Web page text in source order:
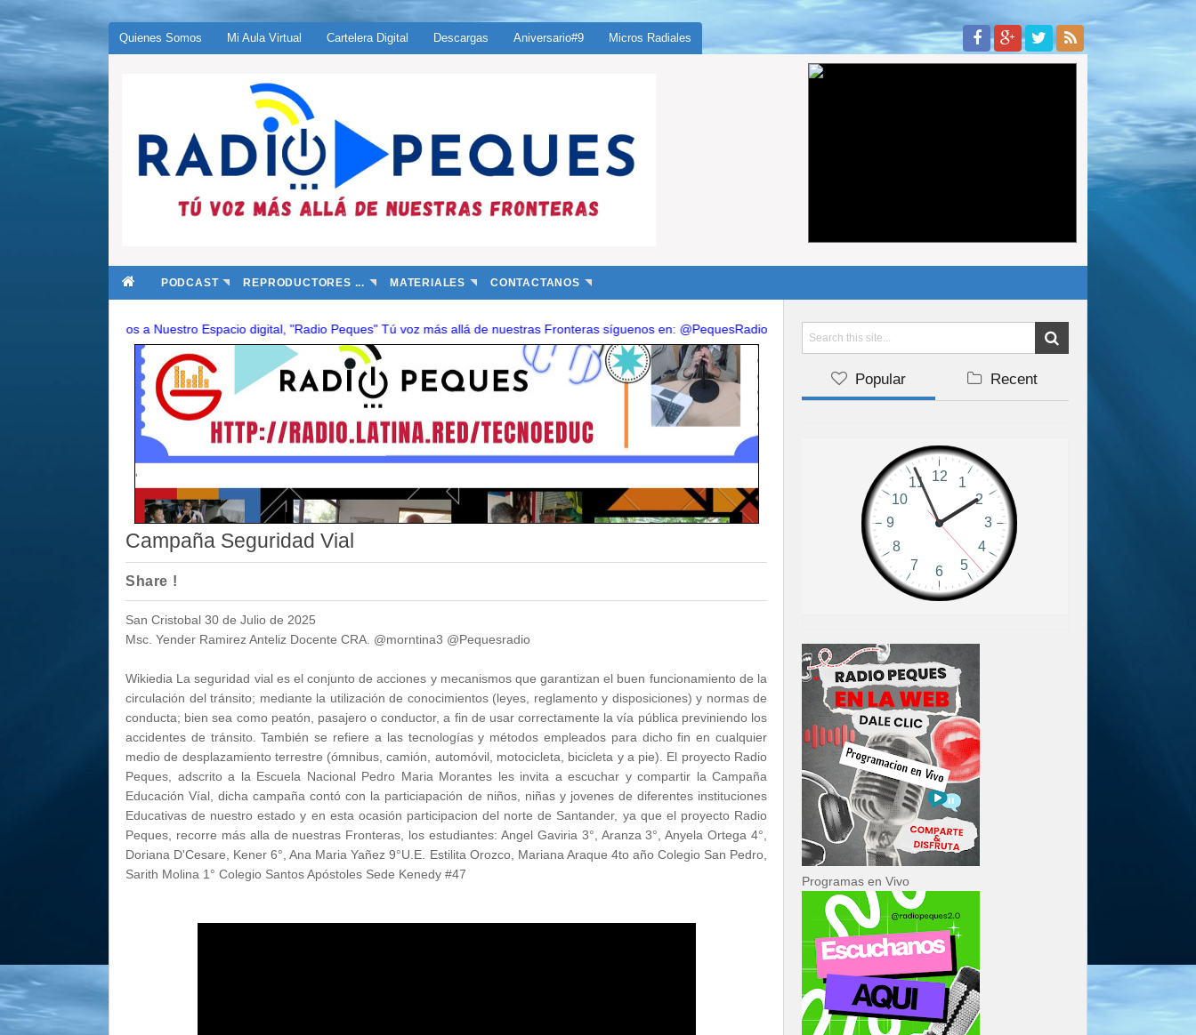
Quienes Somos Mi Aula Virtual Cartelera Digital Descargas Aniversario#9 Micros Radiales
Anunciate Aquí
PODCAST REPRODUCTORES ... MATERIALES CONTACTANOS
Bienvenidos a Nuestro Espacio digital, "Radio Peques" Tú voz más allá de nuestras Fronteras síguenos en: @PequesRadio, @RadioPeques@mastodonsocial, le compartimos algunos tips como hacer
Campaña Seguridad Vial
Share !
San Cristobal 30 de Julio de 2025
Msc. Yender Ramirez Anteliz Docente CRA. @morntina3 @Pequesradio
Wikiedia La seguridad vial es el conjunto de acciones y mecanismos que garantizan el buen funcionamiento de la
circulación del tránsito; mediante la utilización de conocimientos (leyes, reglamento y disposiciones) y normas de
conducta; bien sea como peatón, pasajero o conductor, a fin de usar correctamente la vía pública previniendo los
accidentes de tránsito. También se refiere a las tecnologías y métodos empleados para dicho fin en cualquier
medio de desplazamiento terrestre (ómnibus, camión, automóvil, motocicleta, bicicleta y a pie). El proyecto Radio
Peques, adscrito a la Escuela Nacional Pedro Maria Morantes les invita a escuchar y compartir la Campaña
Educación Víal, dicha campaña contó con la particiapación de niños, niñas y jovenes de diferentes instituciones
Educativas de nuestro estado y en esta ocasión participacion del norte de Santander, ya que el proyecto Radio
Peques, recorre más alla de nuestras Fronteras, los estudiantes: Angel Gaviria 3°, Aranza 3°, Anyela Ortega 4°,
Doriana D'Cesare, Kener 6°, Ana Maria Yañez 9°U.E. Estilita Orozco, Mariana Araque 4to año Colegio San Pedro,
Sarith Molina 1° Colegio Santos Apóstoles Sede Kenedy #47
Popular Recent
Programas en Vivo